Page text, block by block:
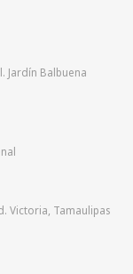
Jardín Balbuena
Victoria, Tamaulipas